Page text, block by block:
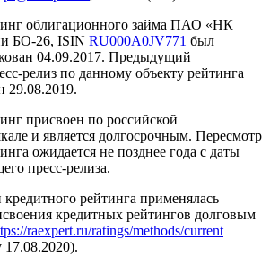
облигационного займа ПАО «НК
БО-26, ISIN RU000A0JV771 был
04.09.2017. Предыдущий
релиз по данному объекту рейтинга
29.08.2019.
присвоен по российской
и является долгосрочным. Пересмотр
ожидается не позднее года с даты
пресс-релиза.
рейтинга применялась
кредитных рейтингов долговым
raexpert.ru/ratings/methods/current
17.08.2020).